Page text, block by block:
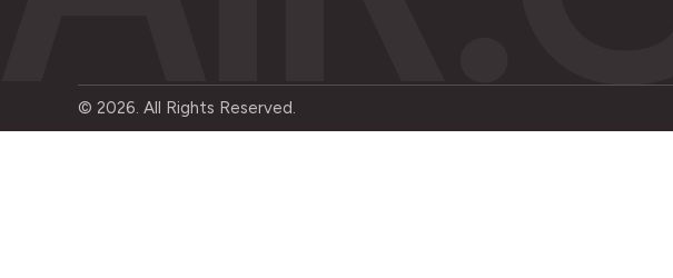
© 2026. All Rights Reserved.